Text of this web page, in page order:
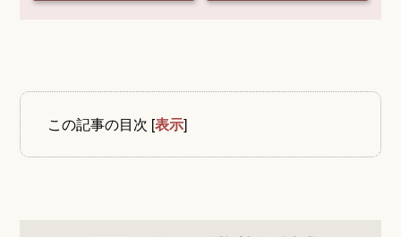
この記事の目次 [表示]